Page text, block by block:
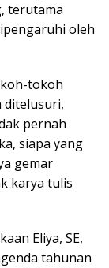
terutama
oleh
tokoh
ditelusuri,
pernah
siapa yang
gemar
karya tulis
Eliya, SE,
tahunan